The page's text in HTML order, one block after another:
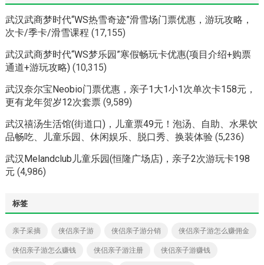
武汉武商梦时代“WS热雪奇迹”滑雪场门票优惠，游玩攻略，
次卡/季卡/滑雪课程 (17,155)
武汉武商梦时代“WS梦乐园”寒假畅玩卡优惠(项目介绍+购票
通道+游玩攻略) (10,315)
武汉奈尔宝Neobio门票优惠，亲子1大1小1次单次卡158元，
更有龙年贺岁12次套票 (9,589)
武汉禧汤生活馆(街道口)，儿童票49元！泡汤、自助、水果饮
品畅吃、儿童乐园、休闲娱乐、脱口秀、换装体验 (5,236)
武汉Melandclub儿童乐园(恒隆广场店)，亲子2次游玩卡198
元 (4,986)
标签
亲子采摘 侠侣亲子游 侠侣亲子游分销 侠侣亲子游怎么赚佣金
侠侣亲子游怎么赚钱 侠侣亲子游注册 侠侣亲子游赚钱